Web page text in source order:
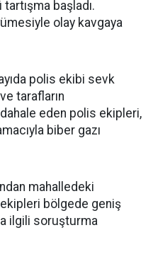
başladı.
olay kavgaya
polis ekibi sevk
tarafların
eden polis ekipleri,
biber gazı
mahalledeki
ekipleri bölgede geniş
ilgili soruşturma